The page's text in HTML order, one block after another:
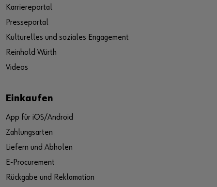
Karriereportal
Presseportal
Kulturelles und soziales Engagement
Reinhold Würth
Videos
Einkaufen
App für iOS/Android
Zahlungsarten
Liefern und Abholen
E-Procurement
Rückgabe und Reklamation